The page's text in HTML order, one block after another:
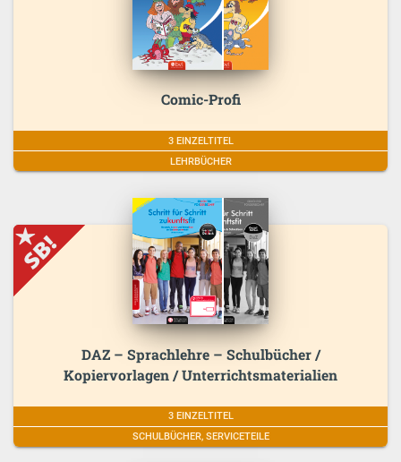
Comic-Profi
3 EINZELTITEL
LEHRBÜCHER
DAZ – Sprachlehre – Schulbücher /
Kopiervorlagen / Unterrichtsmaterialien
3 EINZELTITEL
SCHULBÜCHER, SERVICETEILE